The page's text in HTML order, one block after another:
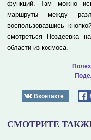
СМОТРИТЕ
функций. Там можно
маршруты между
воспользовавшись кнопкой
смотреться Поздеевка
области из космоса.
Вконтакте